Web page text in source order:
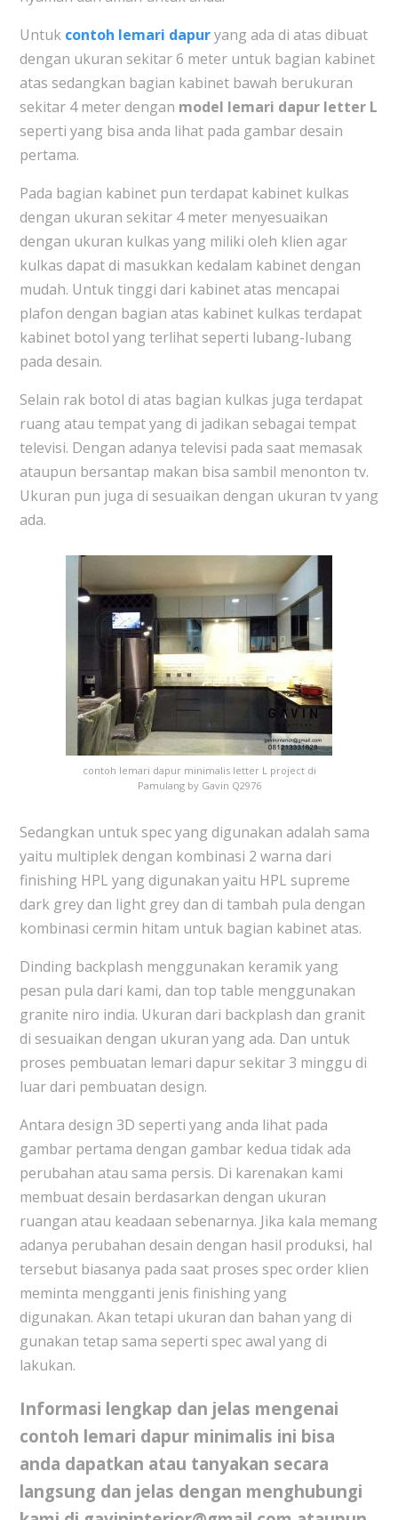
Untuk contoh lemari dapuryang ada di atas dibuat
dengan ukuran sekitar 6 meter untuk bagian kabinet
atas sedangkan bagian kabinet bawah berukuran
sekitar 4 meter dengan model lemari dapur letter L
seperti yang bisa anda lihat pada gambar desain
pertama.
Pada bagian kabinet pun terdapat kabinet kulkas
dengan ukuran sekitar 4 meter menyesuaikan
dengan ukuran kulkas yang miliki oleh klien agar
kulkas dapat di masukkan kedalam kabinet dengan
mudah. Untuk tinggi dari kabinet atas mencapai
plafon dengan bagian atas kabinet kulkas terdapat
kabinet botol yang terlihat seperti lubang-lubang
pada desain.
Selain rak botol di atas bagian kulkas juga terdapat
ruang atau tempat yang di jadikan sebagai tempat
televisi. Dengan adanya televisi pada saat memasak
ataupun bersantap makan bisa sambil menonton tv.
Ukuran pun juga di sesuaikan dengan ukuran tv yang
ada.
contoh lemari dapur minimalis letter L project di
Pamulang by Gavin Q2976
Sedangkan untuk spec yang digunakan adalah sama
yaitu multiplek dengan kombinasi 2 warna dari
finishing HPL yang digunakan yaitu HPL supreme
dark grey dan light grey dan di tambah pula dengan
kombinasi cermin hitam untuk bagian kabinet atas.
Dinding backplash menggunakan keramik yang
pesan pula dari kami, dan top table menggunakan
granite niro india. Ukuran dari backplash dan granit
di sesuaikan dengan ukuran yang ada. Dan untuk
proses pembuatan lemari dapur sekitar 3 minggu di
luar dari pembuatan design.
Antara design 3D seperti yang anda lihat pada
gambar pertama dengan gambar kedua tidak ada
perubahan atau sama persis. Di karenakan kami
membuat desain berdasarkan dengan ukuran
ruangan atau keadaan sebenarnya. Jika kala memang
adanya perubahan desain dengan hasil produksi, hal
tersebut biasanya pada saat proses spec order klien
meminta mengganti jenis finishing yang
digunakan. Akan tetapi ukuran dan bahan yang di
gunakan tetap sama seperti spec awal yang di
lakukan.
Informasi lengkap dan jelas mengenai
contoh lemari dapur minimalis ini bisa
anda dapatkan atau tanyakan secara
langsung dan jelas dengan menghubungi